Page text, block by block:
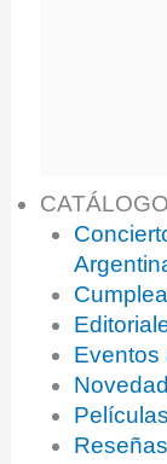
Eventos
Reseñas